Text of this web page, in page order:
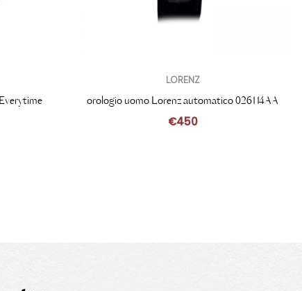
LORENZ
orologio uomo Lorenz automatico 026114AA
€450